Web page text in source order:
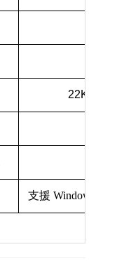
22Kgs
支援 Windows 95/